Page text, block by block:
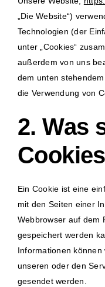
„Die Website“)
Technologien (der
unter „Cookies“
außerdem von uns
dem unten
die Verwendung von
2. Was
Ein Cookie ist eine
mit den Seiten einer
Webbrowser auf dem
gespeichert werden
Informationen
unseren oder den
gesendet werden.